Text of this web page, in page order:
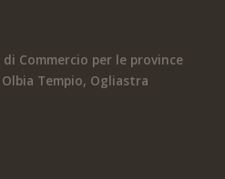
Commercio per le province
Tempio, Ogliastra